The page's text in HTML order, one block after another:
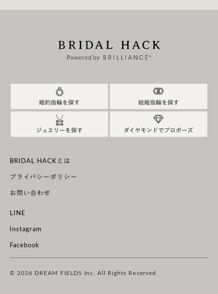
婚約指輪を探す 結婚指輪を探す
ジュエリーを探す ダイヤモンドでプロポーズ
BRIDAL HACKとは
プライバシーポリシー
お問い合わせ
LINE
Instagram
Facebook
© 2026 DREAM FIELDS Inc. All Rights Reserved.